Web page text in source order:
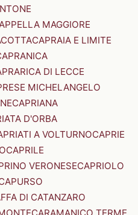
MAGGIORE
CAPRAIA E LIMITE
DI LECCE
MICHELANGELO
CAPRIANA
D'ORBA
A VOLTURNOCAPRIE
CAPRILE
VERONESECAPRIOLO
DI CATANZARO